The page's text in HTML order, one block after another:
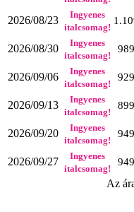
2026/08/23
Ingyenes
italcsomag!
2026/08/30
Ingyenes
italcsomag!
989
2026/09/06
Ingyenes
italcsomag!
929
2026/09/13
Ingyenes
italcsomag!
899
2026/09/20
Ingyenes
italcsomag!
949
2026/09/27
Ingyenes
italcsomag!
949
Az